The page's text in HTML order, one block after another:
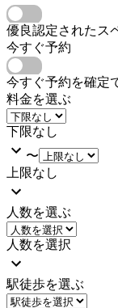
優良認定されたス
今すぐ予約
今すぐ予約を確定
料金を選ぶ
下限なし
〜
上限なし
人数を選ぶ
人数を選択
駅徒歩を選ぶ